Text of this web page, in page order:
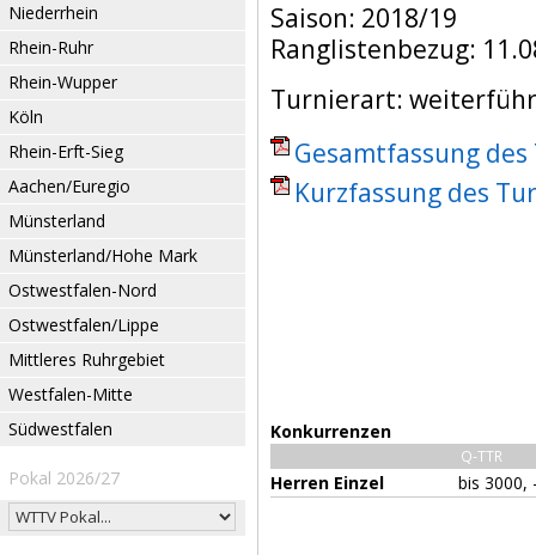
Niederrhein
Rhein-Ruhr
Rhein-Wupper
Köln
Rhein-Erft-Sieg
Aachen/Euregio
Münsterland
Münsterland/Hohe Mark
Ostwestfalen-Nord
Ostwestfalen/Lippe
Mittleres Ruhrgebiet
Westfalen-Mitte
Südwestfalen
Pokal 2026/27
Saison: 2018/19
Ranglistenbezug:
Turnierart:
Gesamtfassung
Kurzfassung des
Konkurrenzen
Q-TTR
Herren Einzel bis 3000,